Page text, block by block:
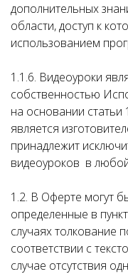
дополнительных
области, доступ к
использованием
1.1.6. Видеоуроки
собственностью
на основании
является
принадлежит
видеоуроков в
1.2. В Оферте могут
определенные в
случаях толкование
соответствии с
случае отсутствия